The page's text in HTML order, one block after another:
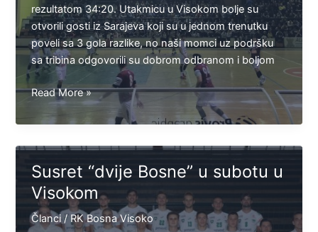
rezultatom 34:20. Utakmicu u Visokom bolje su
otvorili gosti iz Sarajeva koji su u jednom trenutku
poveli sa 3 gola razlike, no naši momci uz podršku
sa tribina odgovorili su dobrom odbranom i boljom
Bosna
zabilježila
drugu
pobjedu
sezoni
Read More »
Susret “dvije Bosne” u subotu u
Visokom
Članci / RK Bosna Visoko